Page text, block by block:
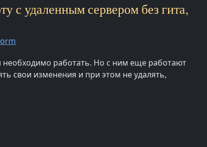
с удаленным сервером без гита,
необходимо работать. Но с ним еще работают
свои изменения и при этом не удалять,